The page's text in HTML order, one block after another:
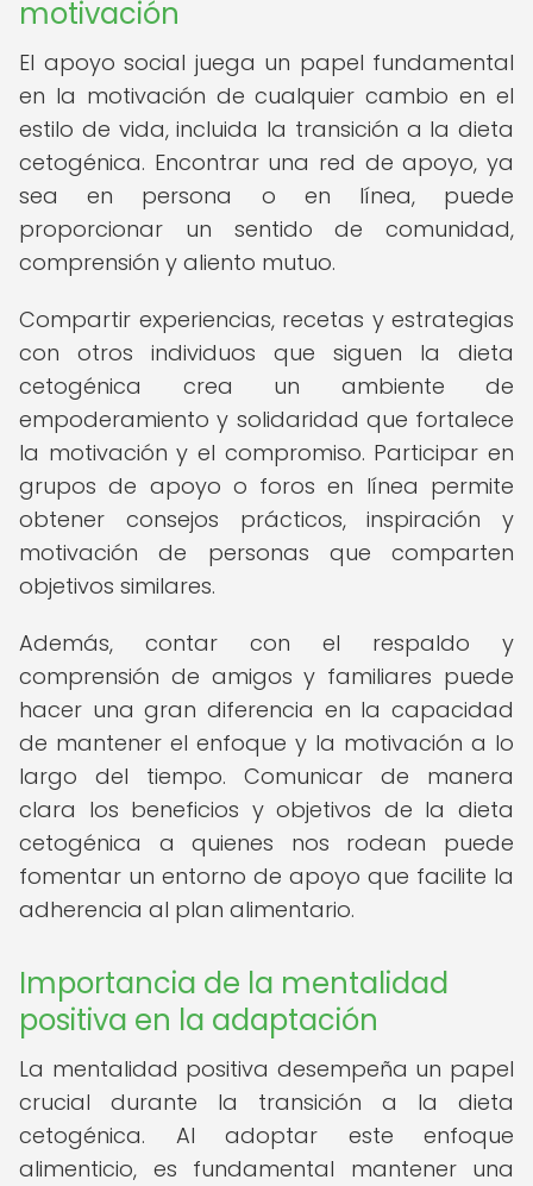
motivación
El apoyo social juega un papel fundamental
en la motivación de cualquier cambio en el
estilo de vida, incluida la transición a la dieta
cetogénica. Encontrar una red de apoyo, ya
sea en persona o en línea, puede
proporcionar un sentido de comunidad,
comprensión y aliento mutuo.
Compartir experiencias, recetas y estrategias
con otros individuos que siguen la dieta
cetogénica crea un ambiente de
empoderamiento y solidaridad que fortalece
la motivación y el compromiso. Participar en
grupos de apoyo o foros en línea permite
obtener consejos prácticos, inspiración y
motivación de personas que comparten
objetivos similares.
Además, contar con el respaldo y
comprensión de amigos y familiares puede
hacer una gran diferencia en la capacidad
de mantener el enfoque y la motivación a lo
largo del tiempo. Comunicar de manera
clara los beneficios y objetivos de la dieta
cetogénica a quienes nos rodean puede
fomentar un entorno de apoyo que facilite la
adherencia al plan alimentario.
Importancia de la mentalidad
positiva en la adaptación
La mentalidad positiva desempeña un papel
crucial durante la transición a la dieta
cetogénica. Al adoptar este enfoque
alimenticio, es fundamental mantener una